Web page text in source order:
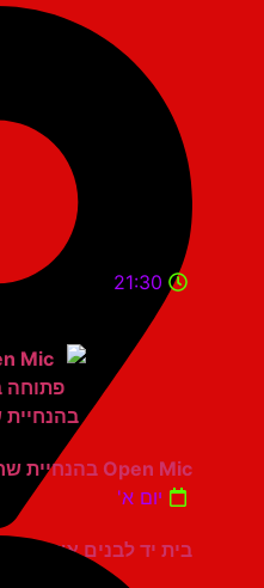
בית יד לבנים אשדוד
21:30
Open Mic בהנחיית שחר חסון
יום א'